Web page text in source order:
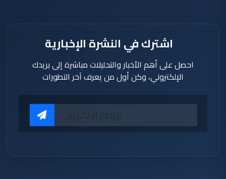
اشترك في النشرة الإخبارية
احصل على أهم الأخبار والتحليلات مباشرة إلى بريدك
الإلكتروني، وكن أول من يعرف آخر التطورات